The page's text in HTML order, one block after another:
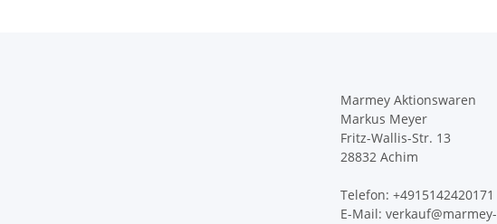
Marmey Aktionswaren
Markus Meyer
Fritz-Wallis-Str. 13
28832 Achim
Telefon: +4915142420171
E-Mail: verkauf@marmey-